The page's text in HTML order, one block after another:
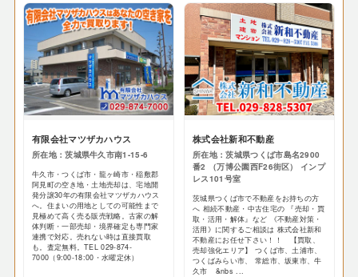
有限会社マツザカハウス
所在地：茨城県牛久市南1-15-6
牛久市・つくば市・龍ヶ崎市・稲敷郡
阿見町の空き地・土地売却は、宅地開
発分譲30年の有限会社マツザカハウス
へ。住まいの用地としての可能性まで
見極めて高く売る販売戦略。古家の解
体判断・一部売却・境界確定も専門家
連携で対応。売れない時は直接買取
も。査定無料。TEL 029-874-
7000（9:00-18:00・水曜定休）
株式会社新和不動産
所在地：茨城県つくば市島名2900
番2 （万博公園西F26街区） インプ
レス101号室
茨城県つくば市で不動産をお持ちの方
へ 相続不動産・中古住宅の 『売却・買
取・活用・解体』など 《不動産対策・
活用》に関するご相談は 株式会社新和
不動産にお任せ下さい！！ 【買取、
売却強化エリア】 つくば市、土浦市、
つくばみらい市、 常総市、坂東市、牛
久市 &nbs ...